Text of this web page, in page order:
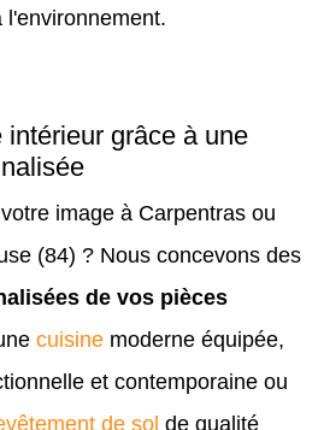
intérieur grâce à une
image à Carpentras ou
(84) ? Nous concevons des
de vos pièces
cuisine moderne équipée,
et contemporaine ou
de sol de qualité